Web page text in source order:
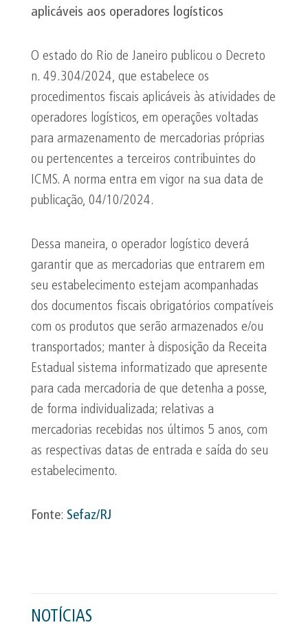
aplicáveis aos operadores logísticos
O estado do Rio de Janeiro publicou o Decreto
n. 49.304/2024, que estabelece os
procedimentos fiscais aplicáveis às atividades de
operadores logísticos, em operações voltadas
para armazenamento de mercadorias próprias
ou pertencentes a terceiros contribuintes do
ICMS. A norma entra em vigor na sua data de
publicação, 04/10/2024.
Dessa maneira, o operador logístico deverá
garantir que as mercadorias que entrarem em
seu estabelecimento estejam acompanhadas
dos documentos fiscais obrigatórios compatíveis
com os produtos que serão armazenados e/ou
transportados; manter à disposição da Receita
Estadual sistema informatizado que apresente
para cada mercadoria de que detenha a posse,
de forma individualizada; relativas a
mercadorias recebidas nos últimos 5 anos, com
as respectivas datas de entrada e saída do seu
estabelecimento.
Fonte: Sefaz/RJ
NOTÍCIAS